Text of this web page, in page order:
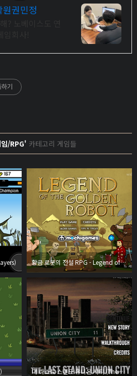
권민정
기
/RPG' 카테고리 게임들
황금 로봇의 전설 RPG - Legend of the Golden Robot
더 라스트 스탠드 유니온 시티 (The Last Stand Union City)